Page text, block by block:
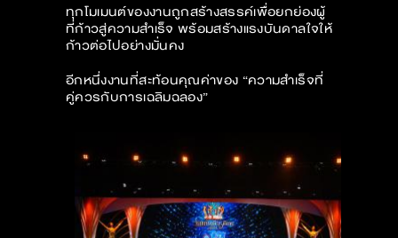
ทุกโมเมนต์ของงานถูกสร้างสรรค์เพื่อยกย่องผู้
ที่ก้าวสู่ความสำเร็จ พร้อมสร้างแรงบันดาลใจให้
ก้าวต่อไปอย่างมั่นคง
อีกหนึ่งงานที่สะท้อนคุณค่าของ “ความสำเร็จที่
คู่ควรกับการเฉลิมฉลอง”